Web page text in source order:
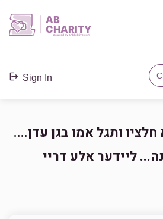
AB
CHARITY
powerd by ahblicklive.com
Sign In
ותגל אמו בגן עדן....
ליידער אלע דריי